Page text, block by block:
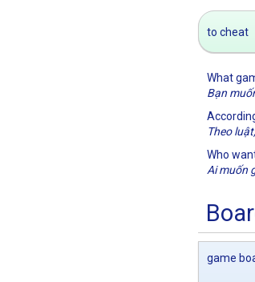
to cheat
What
Bạn
Theo
Who
Ai muốn
game